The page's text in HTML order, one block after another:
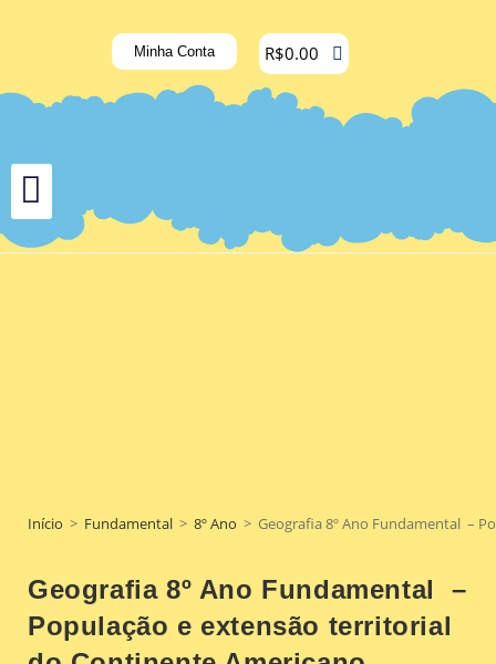
Minha Conta R$0.00
Início > Fundamental > 8º Ano > Geografia 8º Ano Fundamental –
Geografia 8º Ano Fundamental –
População e extensão territorial